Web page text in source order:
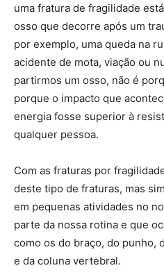
uma fratura de fragilidade
osso que decorre após um
por exemplo, uma queda na
acidente de mota, viação ou
partirmos um osso, não é
porque o impacto que
energia fosse superior à
qualquer pessoa.
Com as fraturas por
deste tipo de fraturas, mas
em pequenas atividades no
parte da nossa rotina e que
como os do braço, do punho,
e da coluna vertebral.